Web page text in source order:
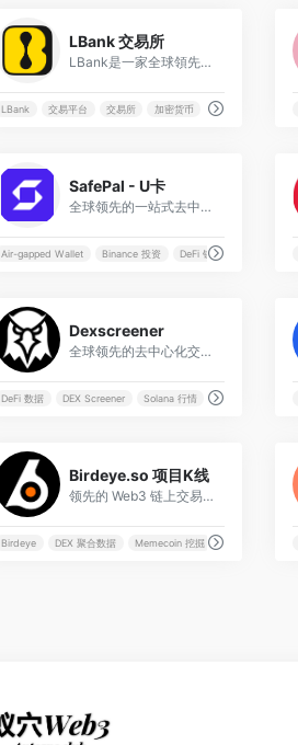
LBank 交易所
LBank是一家全球領先的加密貨幣交易所，值得信賴，可用於買賣比特幣、以太坊、MEME等加密貨幣。我們提供安全可靠的現貨和期貨交易服務，並收取最低的費用。
LBank 交易平台 交易所 加密货币
SafePal - U卡
全球领先的一站式去中心化加密钱包解决方案，提供硬件与软件多重安全保护。
Air-gapped Wallet Binance 投资 DeFi 钱包
Dexscreener
全球领先的去中心化交易所（DEX）实时数据监测与图表分析平台，是寻找土狗币和监控链上异动的必备工具。
DeFi 数据 DEX Screener Solana 行情 去中心化交易所
Birdeye.so 项目K线
领先的 Web3 链上交易数据聚合平台，专注于实时行情监测、聪明钱（Smart Money）追踪及多链代币分析。
Birdeye DEX 聚合数据 Memecoin 挖掘 Smart Money